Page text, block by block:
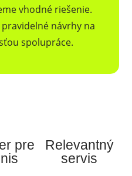
vhodné riešenie.
návrhy na
spolupráce.
pre
Relevantný
servis